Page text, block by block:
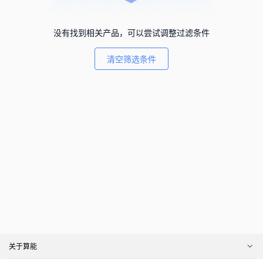
没有找到相关产品，可以尝试调整过滤条件
清空筛选条件
关于算能